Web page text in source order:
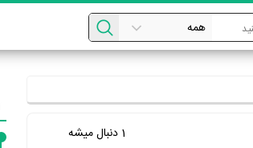
1 دنبال میشه